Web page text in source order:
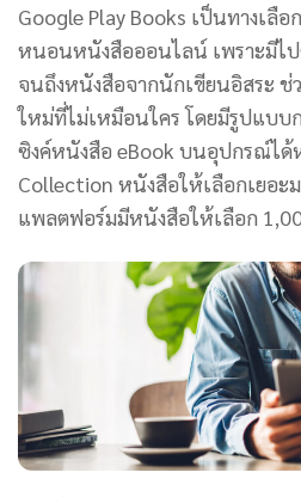
Google Play Books เป็นทางเลื
หนอนหนังสือออนไลน์ เพราะมีไ
จนถึงหนังสือจากนักเขียนอิสระ
ใหม่ที่ไม่เหมือนใคร โดยมีรูปแบบก
ซิงค์หนังสือ eBook บนอุปกรณ์ได้
Collection หนังสือให้เลือกเยอะ
แพลตฟอร์มมีหนังสือให้เลือก